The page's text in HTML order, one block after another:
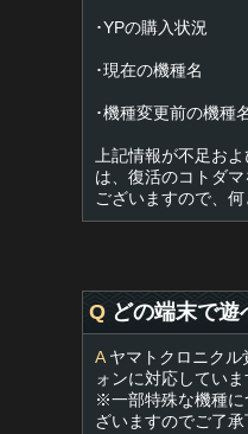
･YPの購入状況
･現在の機種名
･機種変更前の機種
上記情報が不足お
は、復活のコトダ
ございますので、何
Q どの端末で遊
Aヤマトクロニクル
ォンに対応していま
※一部特殊な機種に
ざいますのでご了承